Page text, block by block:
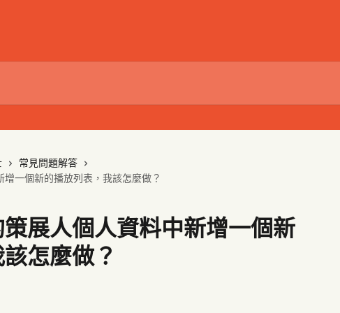
常見問題解答
一個新的播放列表，我該怎麼做？
展人個人資料中新增一個新
怎麼做？